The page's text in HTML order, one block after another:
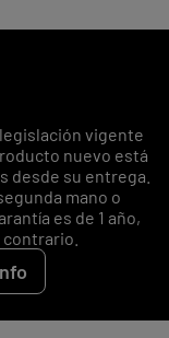
vigente
nuevo está
desde su entrega.
mano o
es de 1 año,